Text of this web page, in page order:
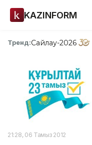
KAZINFORM
Тренд:Сайлау-2026
21:28, 06 Тамыз 2012